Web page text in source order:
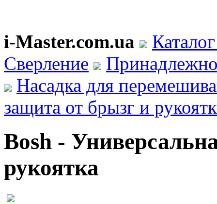
i-Master.com.ua
Сверление
Насадка для
защита от брызг и
Bosh -
рукоятка